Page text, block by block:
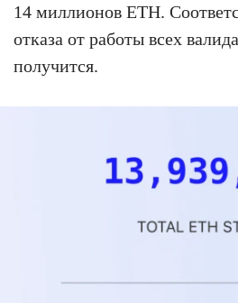
14 миллионов ETH.
отказа от работы всех
получится.